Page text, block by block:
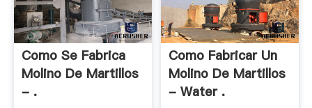
Como Se Fabrica
Molino De Martillos
- .
Como Fabricar Un
Molino De Martillos
- Water .